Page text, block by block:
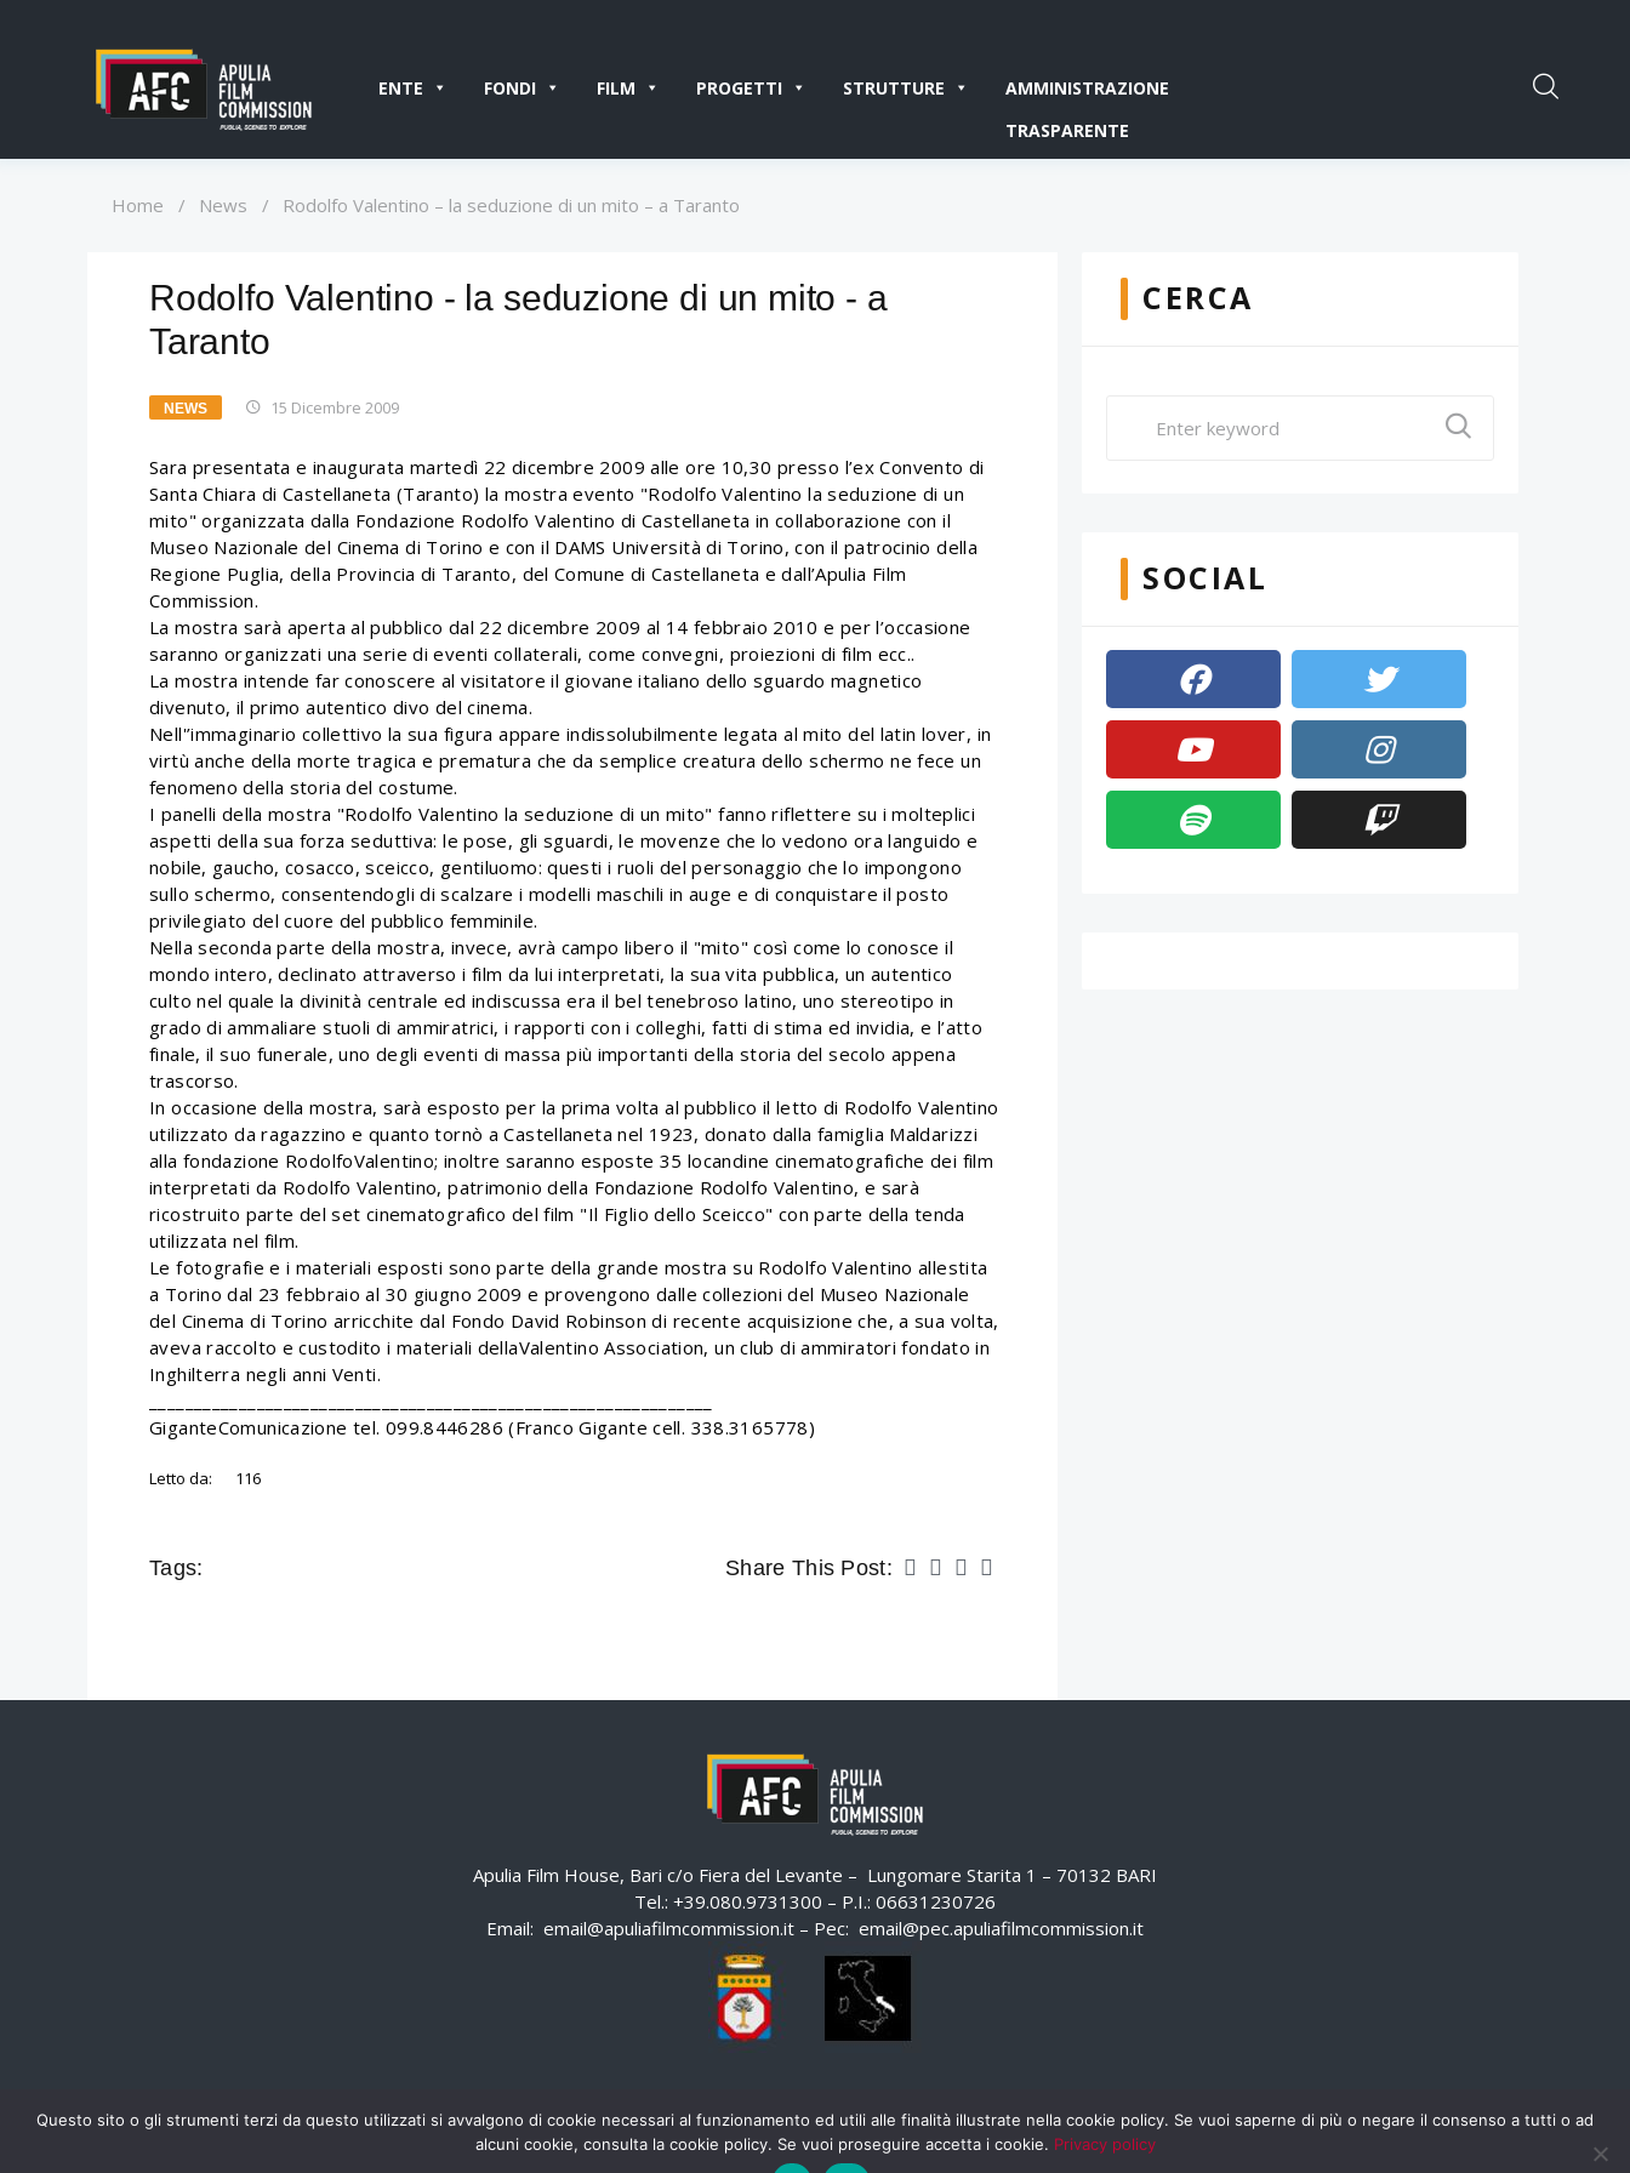
ENTE FONDI FILM PROGETTI STRUTTURE
AMMINISTRAZIONE
TRASPARENTE
Home / News / Rodolfo Valentino – la seduzione di un mito – a Taranto
Rodolfo Valentino - la seduzione di un mito - a
Taranto
NEWS 15 Dicembre 2009
Sara presentata e inaugurata martedì 22 dicembre 2009 alle ore 10,30 presso l’ex Convento di
Santa Chiara di Castellaneta (Taranto) la mostra evento "Rodolfo Valentino la seduzione di un
mito" organizzata dalla Fondazione Rodolfo Valentino di Castellaneta in collaborazione con il
Museo Nazionale del Cinema di Torino e con il DAMS Università di Torino, con il patrocinio della
Regione Puglia, della Provincia di Taranto, del Comune di Castellaneta e dall’Apulia Film
Commission.
La mostra sarà aperta al pubblico dal 22 dicembre 2009 al 14 febbraio 2010 e per l’occasione
saranno organizzati una serie di eventi collaterali, come convegni, proiezioni di film ecc..
La mostra intende far conoscere al visitatore il giovane italiano dello sguardo magnetico
divenuto, il primo autentico divo del cinema.
Nell'’immaginario collettivo la sua figura appare indissolubilmente legata al mito del latin lover, in
virtù anche della morte tragica e prematura che da semplice creatura dello schermo ne fece un
fenomeno della storia del costume.
I panelli della mostra "Rodolfo Valentino la seduzione di un mito" fanno riflettere su i molteplici
aspetti della sua forza seduttiva: le pose, gli sguardi, le movenze che lo vedono ora languido e
nobile, gaucho, cosacco, sceicco, gentiluomo: questi i ruoli del personaggio che lo impongono
sullo schermo, consentendogli di scalzare i modelli maschili in auge e di conquistare il posto
privilegiato del cuore del pubblico femminile.
Nella seconda parte della mostra, invece, avrà campo libero il "mito" così come lo conosce il
mondo intero, declinato attraverso i film da lui interpretati, la sua vita pubblica, un autentico
culto nel quale la divinità centrale ed indiscussa era il bel tenebroso latino, uno stereotipo in
grado di ammaliare stuoli di ammiratrici, i rapporti con i colleghi, fatti di stima ed invidia, e l’atto
finale, il suo funerale, uno degli eventi di massa più importanti della storia del secolo appena
trascorso.
In occasione della mostra, sarà esposto per la prima volta al pubblico il letto di Rodolfo Valentino
utilizzato da ragazzino e quanto tornò a Castellaneta nel 1923, donato dalla famiglia Maldarizzi
alla fondazione RodolfoValentino; inoltre saranno esposte 35 locandine cinematografiche dei film
interpretati da Rodolfo Valentino, patrimonio della Fondazione Rodolfo Valentino, e sarà
ricostruito parte del set cinematografico del film "Il Figlio dello Sceicco" con parte della tenda
utilizzata nel film.
Le fotografie e i materiali esposti sono parte della grande mostra su Rodolfo Valentino allestita
a Torino dal 23 febbraio al 30 giugno 2009 e provengono dalle collezioni del Museo Nazionale
del Cinema di Torino arricchite dal Fondo David Robinson di recente acquisizione che, a sua volta,
aveva raccolto e custodito i materiali dellaValentino Association, un club di ammiratori fondato in
Inghilterra negli anni Venti.
GiganteComunicazione tel. 099.8446286 (Franco Gigante cell. 338.3165778)
Letto da: 116
Tags: Share This Post:
CERCA
SOCIAL
Apulia Film House, Bari c/o Fiera del Levante – Lungomare Starita 1 – 70132 BARI
Tel.: +39.080.9731300 – P.I.: 06631230726
Email: email@apuliafilmcommission.it – Pec: email@pec.apuliafilmcommission.it
Questo sito o gli strumenti terzi da questo utilizzati si avvalgono di cookie necessari al funzionamento ed utili alle finalità illustrate nella cookie policy. Se vuoi saperne di più o negare il consenso a tutti o ad
alcuni cookie, consulta la cookie policy. Se vuoi proseguire accetta i cookie. Privacy policy